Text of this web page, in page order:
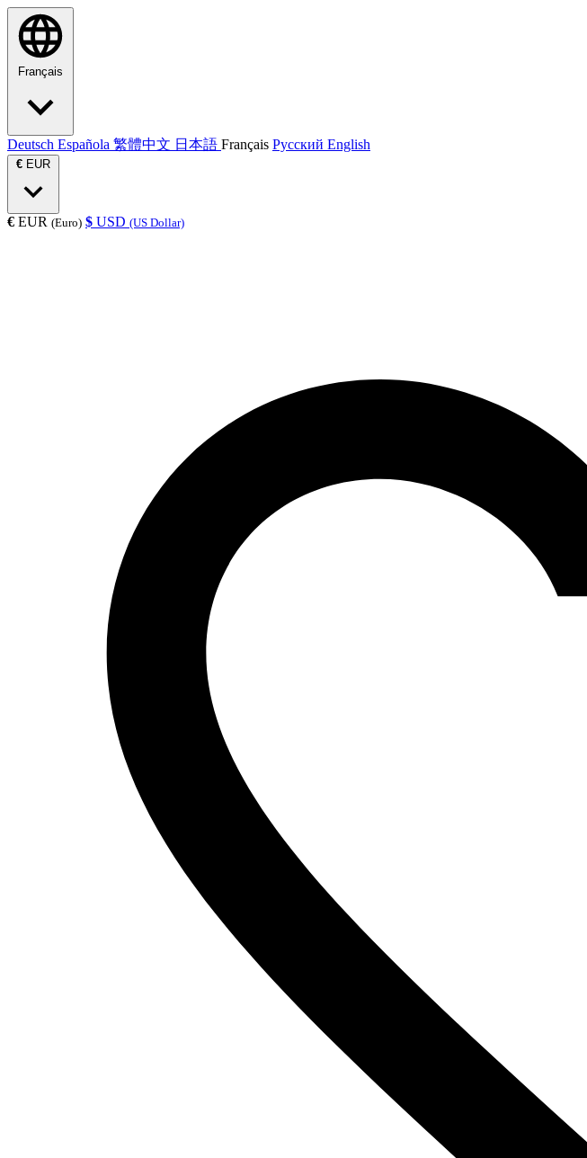
Français
Deutsch Española 繁體中文 日本語 Français Русский English
€ EUR
€ EUR (Euro) $ USD (US Dollar)